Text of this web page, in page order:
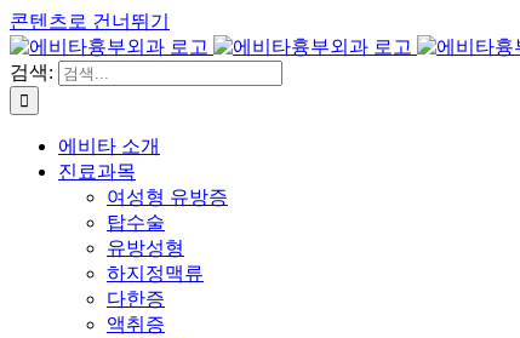
콘텐츠로 건너뛰기
검색:
에비타 소개
진료과목
여성형 유방증
탑수술
유방성형
하지정맥류
다한증
액취증